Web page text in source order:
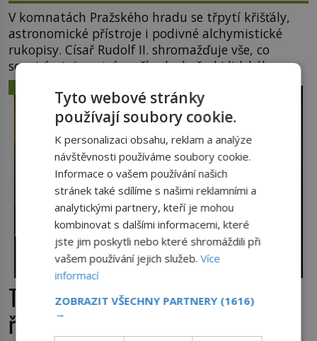
V komnatách Pražského hradu se třpytí křišťály,
astronomické přístroje i podivné alchymistické
rukopisy. Císař Rudolf II. shromažďuje vše, co
souvisí s tajemstvím přírody, hvězd i lidského
poznání. Jenže po jeho smrti se jeho slavné sbírky
začínají rozpadat a část z nich mizí navždy. Kdo
odnesl nejvzácnější knihy? A existují ještě někde
zapomenuté rukopisy, které nikdo […]
Tajemná Terra Australis: Dopluly
římské obchodní lodě až do
Tyto webové stránky
používají soubory cookie.
K personalizaci obsahu, reklam a analýze
návštěvnosti používáme soubory cookie.
Informace o vašem používání našich
stránek také sdílíme s našimi reklamními a
analytickými partnery, kteří je mohou
kombinovat s dalšími informacemi, které
jste jim poskytli nebo které shromáždili při
vašem používání jejich služeb.Více
informací
ZOBRAZIT VŠECHNY PARTNERY (1616)
→